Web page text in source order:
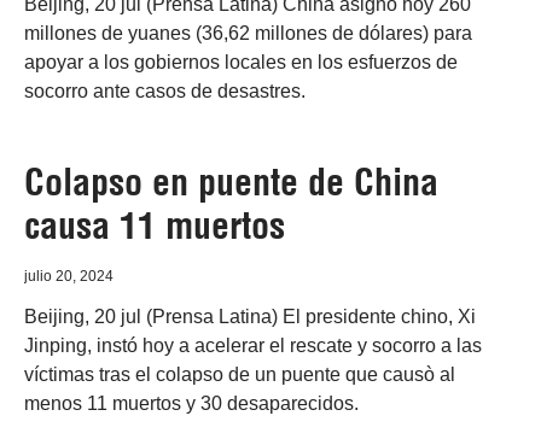
Beijing, 20 jul (Prensa Latina) China asignó hoy 260
millones de yuanes (36,62 millones de dólares) para
apoyar a los gobiernos locales en los esfuerzos de
socorro ante casos de desastres.
Colapso en puente de China
causa 11 muertos
julio 20, 2024
Beijing, 20 jul (Prensa Latina) El presidente chino, Xi
Jinping, instó hoy a acelerar el rescate y socorro a las
víctimas tras el colapso de un puente que causò al
menos 11 muertos y 30 desaparecidos.